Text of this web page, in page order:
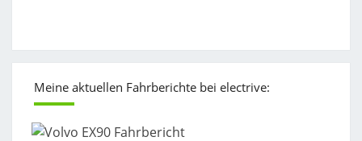
Meine aktuellen Fahrberichte bei electrive: